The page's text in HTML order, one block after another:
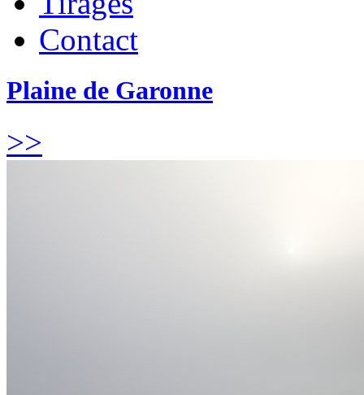
Contact
Plaine de Garonne
>>